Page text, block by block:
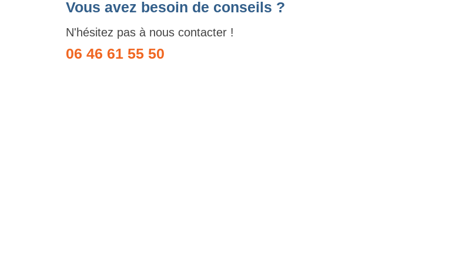
Vous avez besoin de conseils ?
N'hésitez pas à nous contacter !
06 46 61 55 50